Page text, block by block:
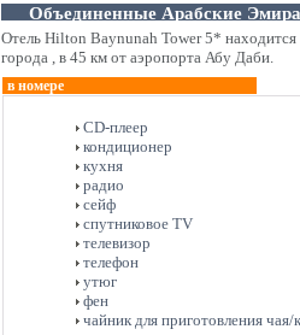
Объединенные Арабские
Отель Hilton Baynunah Tower 5*
города , в 45 км от аэропорта Абу Даби.
в номере
CD-плеер
кондиционер
кухня
радио
сейф
спутниковое TV
телевизор
телефон
утюг
фен
чайник для приготовления чая/